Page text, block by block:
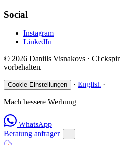
Social
Instagram
LinkedIn
© 2026 Daniils Visnakovs ·
vorbehalten.
Cookie-Einstellungen · English ·
Mach bessere Werbung.
WhatsApp
Beratung anfragen